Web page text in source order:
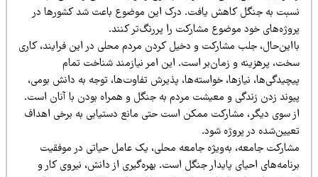
به جنگل کاهش یافت. درک این موضوع باعث شد کشورها در
خود موضوع مشارکت را پررنگ‌تر کنند.
جلب مشارکت و دخیل کردن مردم محلی در این فرایند، کاری
پرهزینه و زمان‌بر است. این امر نیازمند شناخت تمام
نیازها، خواسته‌ها، پذیرش تفاوت‌ها، توجه به دانش بومی،
زدن زندگی و معیشت مردم به جنگل و همراه بودن با آنان است.
سوی دیگر، مشارکت ممکن است حتی مانع دستیابی به برخی اهداف
در پروژه شود.
جامعه، به‌ویژه جامعه محلی، یک عامل حیاتی در موفقیت
احیای پایدار جنگل است. بهره‌گیری از دانش، نیروی کار و